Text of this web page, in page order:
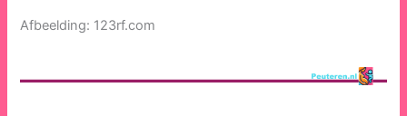
Afbeelding: 123rf.com